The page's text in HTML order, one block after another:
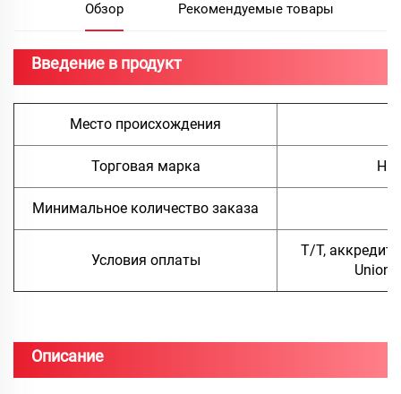
Обзор Рекомендуемые товары
Введение в продукт
Место происхождения
Торговая марка
Минимальное количество заказа
Условия оплаты
Т/Т,
Union,
Описание